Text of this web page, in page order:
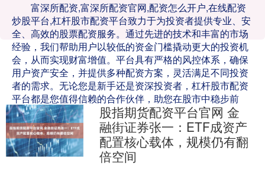
富深所配资,富深所配资官网,配资怎么开户,在线配资
炒股平台,杠杆股市配资平台致力于为投资者提供专业、安
全、高效的股票配资服务。通过先进的技术和丰富的市场
经验，我们帮助用户以较低的资金门槛撬动更大的投资机
会，从而实现财富增值。平台具有严格的风控体系，确保
用户资产安全，并提供多种配资方案，灵活满足不同投资
者的需求。无论您是新手还是资深投资者，杠杆股市配资
平台都是您值得信赖的合作伙伴，助您在股市中稳步前
行，创造辉煌。
股指期货配资平台官网 金
融街证券张一：ETF成资产
配置核心载体，规模仍有翻
倍空间